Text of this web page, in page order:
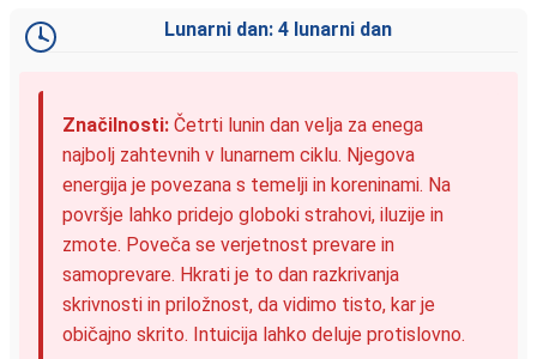
Lunarni dan: 4 lunarni dan
Značilnosti: Četrti lunin dan velja za enega
najbolj zahtevnih v lunarnem ciklu. Njegova
energija je povezana s temelji in koreninami. Na
površje lahko pridejo globoki strahovi, iluzije in
zmote. Poveča se verjetnost prevare in
samoprevare. Hkrati je to dan razkrivanja
skrivnosti in priložnost, da vidimo tisto, kar je
običajno skrito. Intuicija lahko deluje protislovno.